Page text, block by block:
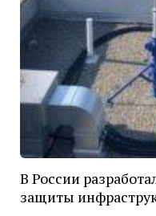
В России
защиты